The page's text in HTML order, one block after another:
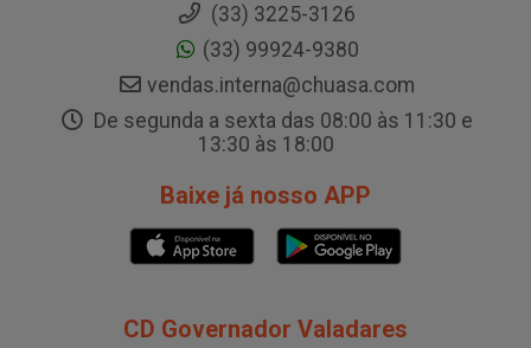
(33) 3225-3126
(33) 99924-9380
vendas.interna@chuasa.com
De segunda a sexta das 08:00 às 11:30 e
13:30 às 18:00
Baixe já nosso APP
CD Governador Valadares